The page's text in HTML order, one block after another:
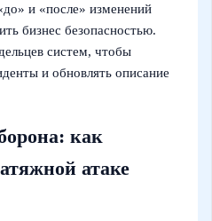
и «после» изменений
бизнес безопасностью.
систем, чтобы
и обновлять описание
как
атаке